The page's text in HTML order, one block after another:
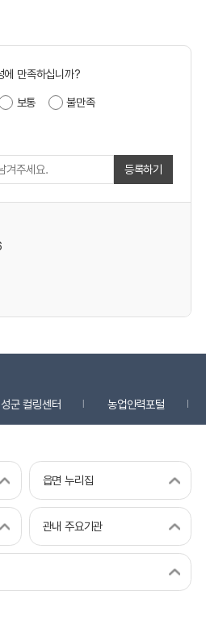
에 만족하십니까?
보통
불만족
등록하기
군 컬링센터 농업인력포털
읍면 누리집
관내 주요기관